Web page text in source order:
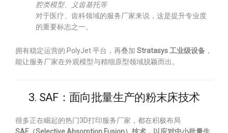
腔类模型、义齿基托等
对于医疗、齿科领域的服务厂家来说，这是提升专业度
的重要标志之一。
拥有稳定运营的 PolyJet 平台，再叠加 Stratasys 工业级设备 ，
能让服务厂家在外观模型与精细原型领域脱颖而出。
3. SAF：面向批量生产的粉末床技术
很多正在崛起的热门3D打印服务厂家，都在积极布局